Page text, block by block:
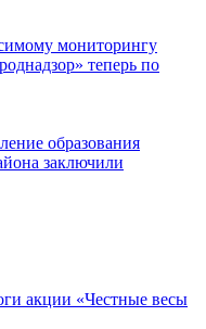
мониторингу
теперь по
образования
заключили
акции «Честные весы